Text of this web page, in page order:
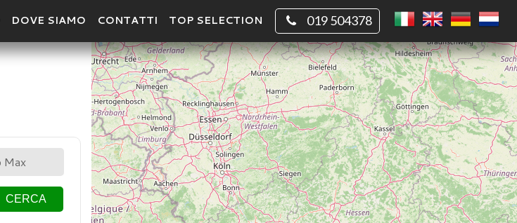
019 504378
DOVE SIAMO CONTATTI TOP SELECTION
CERCA
QUADRATO
CERCHIO
POLIGONO